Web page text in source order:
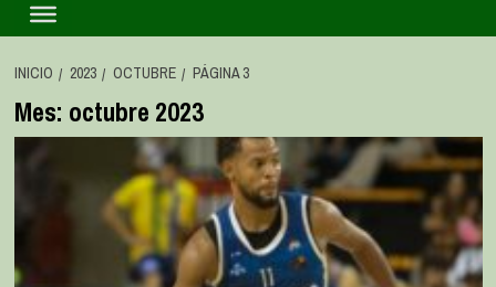
INICIO 2023 OCTUBRE PÁGINA 3
Mes: octubre 2023